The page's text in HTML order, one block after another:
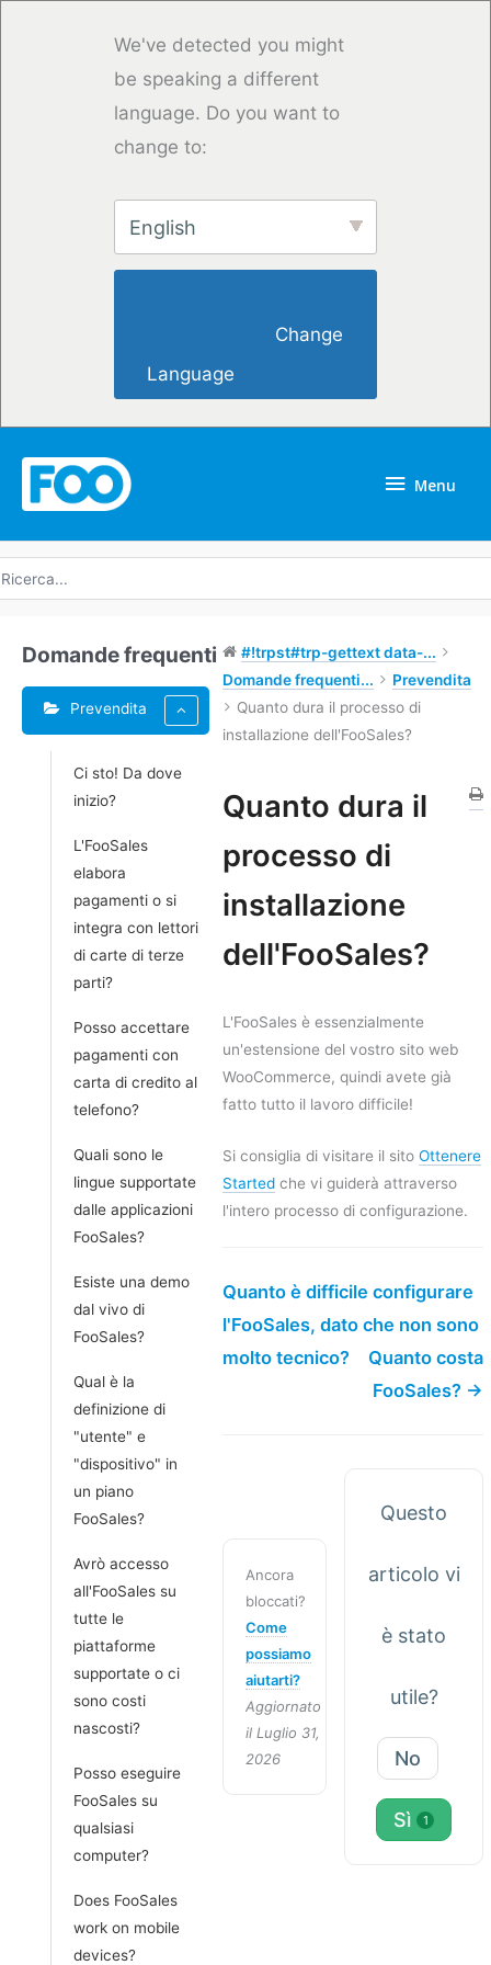
We've detected you might
be speaking a different
language. Do you want to
change to:
English
Language
Menu
Domande frequenti
Prevendita
Ci sto! Da dove
inizio?
L'FooSales
elabora
pagamenti o si
integra con lettori
di carte di terze
parti?
Posso accettare
pagamenti con
carta di credito al
telefono?
Quali sono le
lingue supportate
dalle applicazioni
FooSales?
Esiste una demo
dal vivo di
FooSales?
Qual è la
definizione di
"utente" e
"dispositivo" in
un piano
FooSales?
Avrò accesso
all'FooSales su
tutte le
piattaforme
supportate o ci
sono costi
nascosti?
Posso eseguire
FooSales su
qualsiasi
computer?
Does FooSales
work on mobile
devices?
#!trpst#trp-gettext data-...
Domande frequenti...
Prevendita
Quanto dura il processo di
installazione dell'FooSales?
Quanto dura il
processo di
installazione
dell'FooSales?
L'FooSales è essenzialmente
un'estensione del vostro sito web
WooCommerce, quindi avete già
fatto tutto il lavoro difficile!
Si consiglia di visitare il sito Ottenere
Started che vi guiderà attraverso
l'intero processo di configurazione.
tra
i
documenti
Quanto è difficile configurare
l'FooSales, dato che non sono
molto tecnico?
Quanto costa
FooSales? →
Ancora
bloccati?
Come
possiamo
aiutarti?
Aggiornato
il Luglio 31,
2026
Questo
articolo vi
è stato
utile?
No
Sì 1